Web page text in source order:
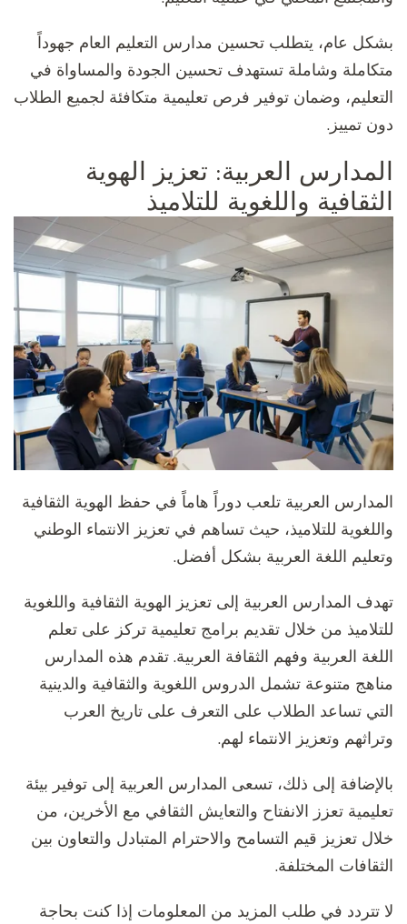
بشكل عام، يتطلب تحسين مدارس التعليم العام جهوداً
متكاملة وشاملة تستهدف تحسين الجودة والمساواة في
التعليم، وضمان توفير فرص تعليمية متكافئة لجميع الطلاب
دون تمييز.
المدارس العربية: تعزيز الهوية
الثقافية واللغوية للتلاميذ
المدارس العربية تلعب دوراً هاماً في حفظ الهوية الثقافية
واللغوية للتلاميذ، حيث تساهم في تعزيز الانتماء الوطني
وتعليم اللغة العربية بشكل أفضل.
تهدف المدارس العربية إلى تعزيز الهوية الثقافية واللغوية
للتلاميذ من خلال تقديم برامج تعليمية تركز على تعلم
اللغة العربية وفهم الثقافة العربية. تقدم هذه المدارس
مناهج متنوعة تشمل الدروس اللغوية والثقافية والدينية
التي تساعد الطلاب على التعرف على تاريخ العرب
وتراثهم وتعزيز الانتماء لهم.
بالإضافة إلى ذلك، تسعى المدارس العربية إلى توفير بيئة
تعليمية تعزز الانفتاح والتعايش الثقافي مع الأخرين، من
خلال تعزيز قيم التسامح والاحترام المتبادل والتعاون بين
الثقافات المختلفة.
لا تتردد في طلب المزيد من المعلومات إذا كنت بحاجة